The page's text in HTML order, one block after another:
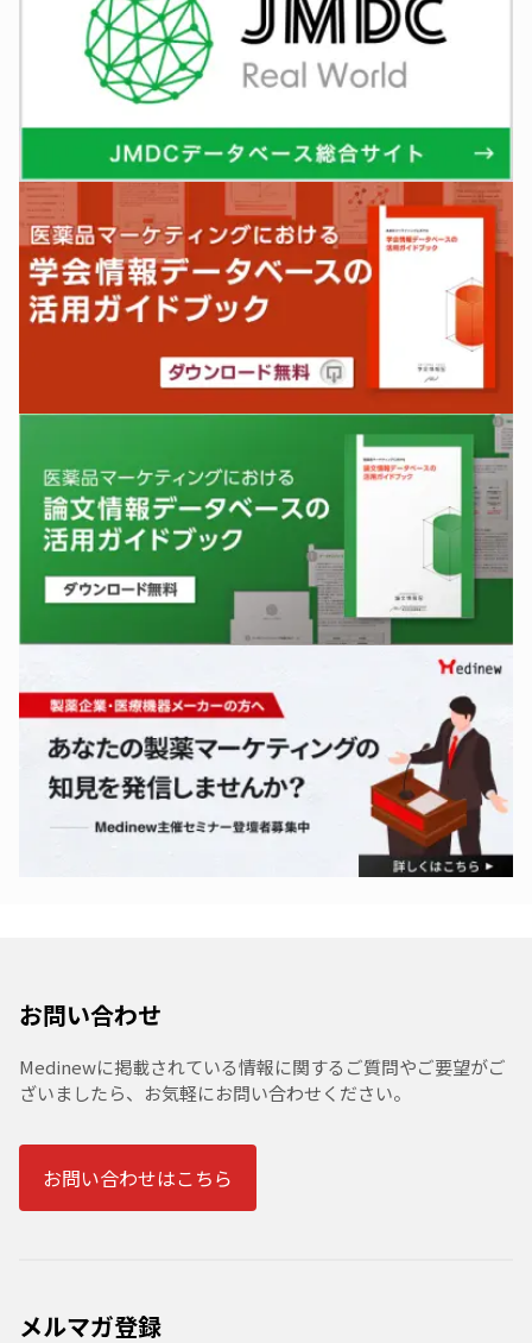
お問い合わせ
Medinewに掲載されている情報に関するご質問やご要望がご
ざいましたら、お気軽にお問い合わせください。
お問い合わせはこちら
メルマガ登録